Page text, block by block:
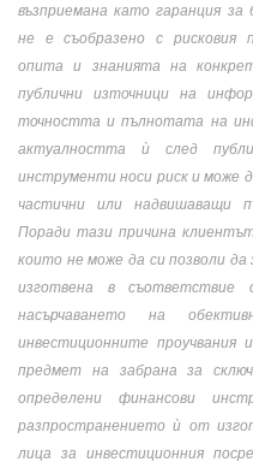
възприемана като гаранция
не е съобразено с рисковия
опита и знанията на
публични източници на
точността и пълнотата на
актуалността ѝ след
инструменти носи риск и може
частични или надвишаващи
Поради тази причина
които не може да си позволи
изготвена в съответствие
насърчаването на
инвестиционните проучвания
предмет на забрана за
определени финансови
разпространението ѝ от
лица за инвестиционния